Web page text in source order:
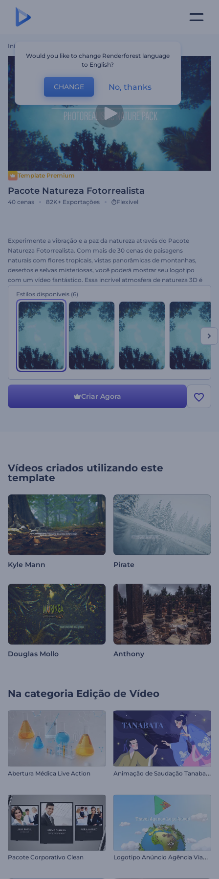
Início
Template Premium
Pacote Natureza Fotorrealista
40 cenas 82K+ Exportações Flexível
Experimente a vibração e a paz da natureza através do Pacote
Natureza Fotorrealista. Com mais de 30 cenas de paisagens
naturais com flores tropicais, vistas panorâmicas de montanhas,
desertos e selvas misteriosas, você poderá mostrar seu logotipo
com um vídeo fantástico. Essa incrível atmosfera de natureza 3D é
temas ecológicos e muito mais. Experimente grátis!
Estilos disponíveis (6)
Criar Agora
Vídeos criados utilizando este
template
Kyle Mann Pirate
Douglas Mollo Anthony
Na categoria Edição de Vídeo
Abertura Médica Live Action A
nimação de Saudação Tanabata
Pacote Corporativo Clean L
ogotipo Anúncio Agência Viagem
Would you like to change Renderforest language
to English?
CHANGE No, thanks